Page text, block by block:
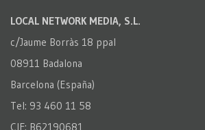
LOCAL NETWORK MEDIA, S.L.
c/Jaume Borràs 18 ppal
08911 Badalona
Barcelona (España)
Tel: 93 460 11 58
CIF: B62190681